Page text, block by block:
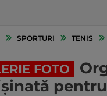
SPORTURI TENIS
FOTO